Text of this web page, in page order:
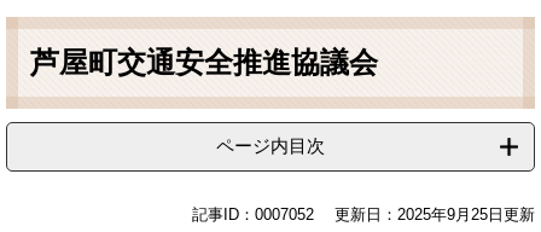
文
本
芦屋町交通安全推進協議会
ページ内目次
記事ID：0007052 更新日：2025年9月25日更新